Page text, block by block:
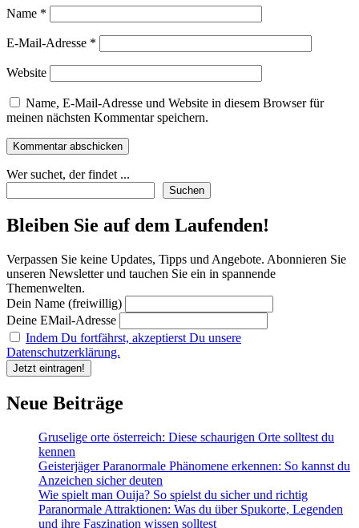
Name *
E-Mail-Adresse *
Website
Name, E-Mail-Adresse und Website in diesem Browser für
meinen nächsten Kommentar speichern.
Wer suchet, der findet ...
Suchen
Bleiben Sie auf dem Laufenden!
Verpassen Sie keine Updates, Tipps und Angebote. Abonnieren Sie
unseren Newsletter und tauchen Sie ein in spannende
Themenwelten.
Dein Name (freiwillig)
Deine EMail-Adresse
Indem Du fortfährst, akzeptierst Du unsere
Datenschutzerklärung.
Neue Beiträge
Gruselige orte österreich: Diese schaurigen Orte solltest du
kennen
Geisterjäger Paranormale Phänomene erkennen: So kannst du
Anzeichen sicher deuten
Wie spielt man Ouija? So spielst du sicher und richtig
Paranormale Attraktionen: Was du über Spukorte, Legenden
und ihre Faszination wissen solltest